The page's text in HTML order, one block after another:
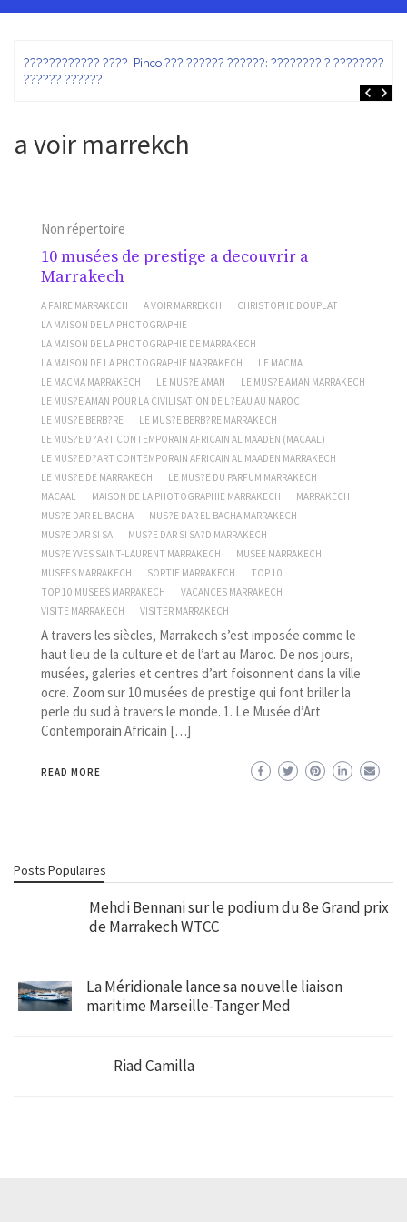
???????????? ???? Pinco ??? ?????? ??????: ???????? ? ???????? ?
?????? ??????
a voir marrekch
Non répertoire
10 musées de prestige a decouvrir a
Marrakech
A FAIRE MARRAKECH A VOIR MARREKCH
CHRISTOPHE DOUPLAT
LA MAISON DE LA PHOTOGRAPHIE
LA MAISON DE LA PHOTOGRAPHIE DE MARRAKECH
LA MAISON DE LA PHOTOGRAPHIE MARRAKECH
LE MACMA
LE MACMA MARRAKECH
LE MUS?E AMAN
LE MUS?E AMAN MARRAKECH
LE MUS?E AMAN POUR LA CIVILISATION DE L?EAU AU MAROC
LE MUS?E BERB?RE
LE MUS?E BERB?RE MARRAKECH
LE MUS?E D?ART CONTEMPORAIN AFRICAIN AL MAADEN (MACAAL)
LE MUS?E D?ART CONTEMPORAIN AFRICAIN AL MAADEN MARRAKECH
LE MUS?E DE MARRAKECH
LE MUS?E DU PARFUM MARRAKECH
MACAAL
MAISON DE LA PHOTOGRAPHIE MARRAKECH
MARRAKECH
MUS?E DAR EL BACHA
MUS?E DAR EL BACHA MARRAKECH
MUS?E DAR SI SA
MUS?E DAR SI SA?D MARRAKECH
MUS?E YVES SAINT-LAURENT MARRAKECH
MUSEE MARRAKECH
MUSEES MARRAKECH
SORTIE MARRAKECH
TOP 10
TOP 10 MUSEES MARRAKECH
VACANCES MARRAKECH
VISITE MARRAKECH
VISITER MARRAKECH
A travers les siècles, Marrakech s’est imposée comme le
haut lieu de la culture et de l’art au Maroc. De nos jours,
musées, galeries et centres d’art foisonnent dans la ville
ocre. Zoom sur 10 musées de prestige qui font briller la
perle du sud à travers le monde. 1. Le Musée d’Art
Contemporain Africain […]
READ MORE
Posts Populaires
Mehdi Bennani sur le podium du 8e Grand prix
de Marrakech WTCC
La Méridionale lance sa nouvelle liaison
maritime Marseille-Tanger Med
Riad Camilla